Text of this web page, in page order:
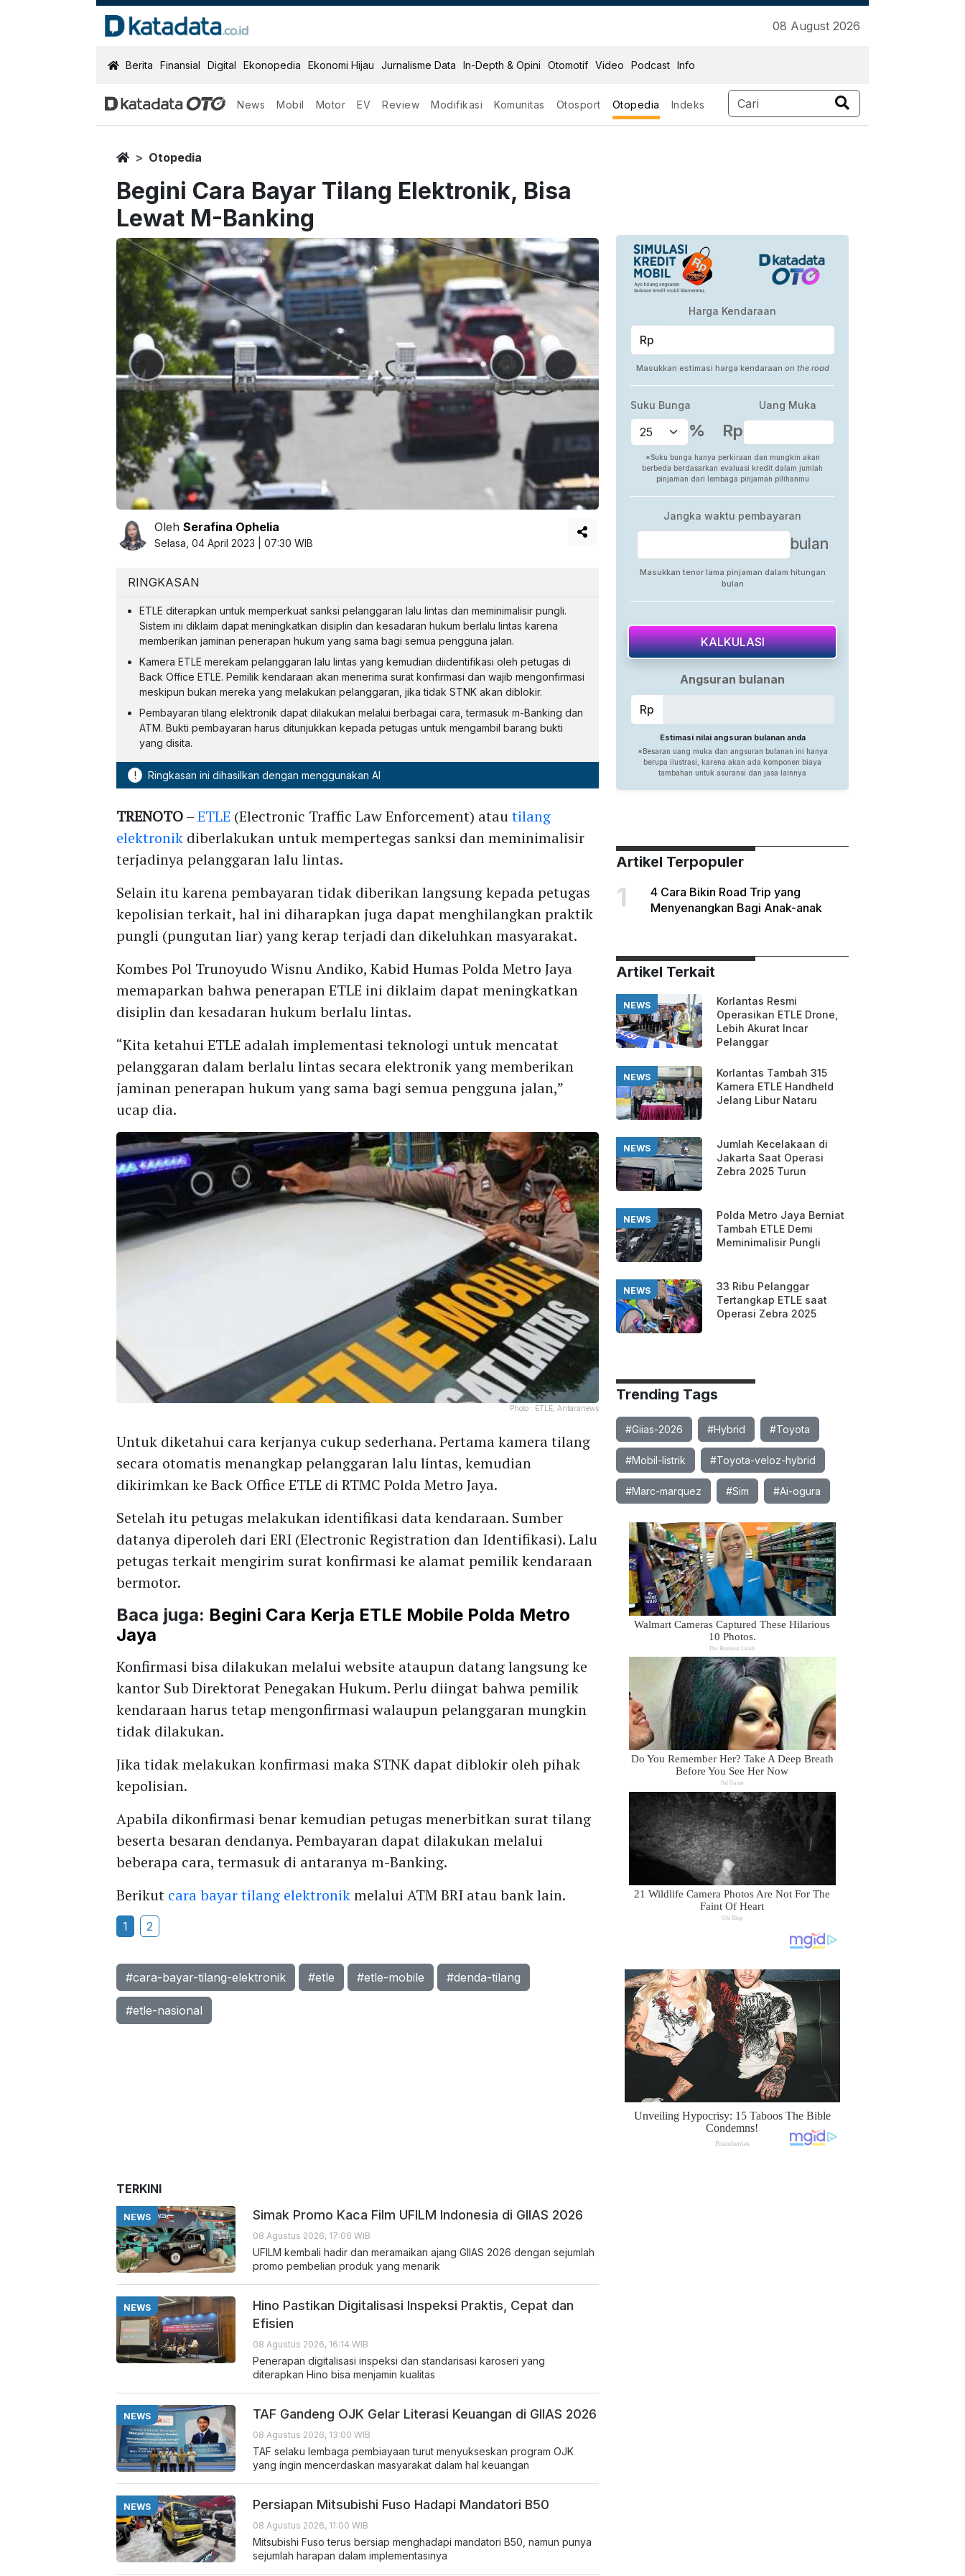
08 August 2026
KatadataOTO
Berita Finansial Digital Ekonopedia Ekonomi Hijau Jurnalisme Data In-Depth & Opini Otomotif Video Podcast Info
News Mobil Motor EV Review Modifikasi Komunitas Otosport Otopedia Indeks
HomeOtopedia
Begini Cara Bayar Tilang Elektronik, Bisa
Lewat M-Banking
OlehSerafina Ophelia
Selasa, 04 April 2023 | 07:30 WIB
RINGKASAN
ETLE diterapkan untuk memperkuat sanksi pelanggaran lalu lintas dan meminimalisir pungli.
Sistem ini diklaim dapat meningkatkan disiplin dan kesadaran hukum berlalu lintas karena
memberikan jaminan penerapan hukum yang sama bagi semua pengguna jalan.
Kamera ETLE merekam pelanggaran lalu lintas yang kemudian diidentifikasi oleh petugas di
Back Office ETLE. Pemilik kendaraan akan menerima surat konfirmasi dan wajib mengonfirmasi
meskipun bukan mereka yang melakukan pelanggaran, jika tidak STNK akan diblokir.
Pembayaran tilang elektronik dapat dilakukan melalui berbagai cara, termasuk m-Banking dan
ATM. Bukti pembayaran harus ditunjukkan kepada petugas untuk mengambil barang bukti
yang disita.
! Ringkasan ini dihasilkan dengan menggunakan AI
TRENOTO–ETLE (Electronic Traffic Law Enforcement) atautilang
elektronik diberlakukan untuk mempertegas sanksi dan meminimalisir
terjadinya pelanggaran lalu lintas.
Selain itu karena pembayaran tidak diberikan langsung kepada petugas
kepolisian terkait, hal ini diharapkan juga dapat menghilangkan praktik
pungli (pungutan liar) yang kerap terjadi dan dikeluhkan masyarakat.
Kombes Pol Trunoyudo Wisnu Andiko, Kabid Humas Polda Metro Jaya
memaparkan bahwa penerapan ETLE ini diklaim dapat meningkatkan
disiplin dan kesadaran hukum berlalu lintas.
“Kita ketahui ETLE adalah implementasi teknologi untuk mencatat
pelanggaran dalam berlalu lintas secara elektronik yang memberikan
jaminan penerapan hukum yang sama bagi semua pengguna jalan,”
ucap dia.
Photo : ETLE, Antaranews
Untuk diketahui cara kerjanya cukup sederhana. Pertama kamera tilang
secara otomatis menangkap pelanggaran lalu lintas, kemudian
dikirimkan ke Back Office ETLE di RTMC Polda Metro Jaya.
Setelah itu petugas melakukan identifikasi data kendaraan. Sumber
datanya diperoleh dari ERI (Electronic Registration dan Identifikasi). Lalu
petugas terkait mengirim surat konfirmasi ke alamat pemilik kendaraan
bermotor.
Baca juga: Begini Cara Kerja ETLE Mobile Polda Metro
Jaya
Konfirmasi bisa dilakukan melalui website ataupun datang langsung ke
kantor Sub Direktorat Penegakan Hukum. Perlu diingat bahwa pemilik
kendaraan harus tetap mengonfirmasi walaupun pelanggaran mungkin
tidak dilakukan.
Jika tidak melakukan konfirmasi maka STNK dapat diblokir oleh pihak
kepolisian.
Apabila dikonfirmasi benar kemudian petugas menerbitkan surat tilang
beserta besaran dendanya. Pembayaran dapat dilakukan melalui
beberapa cara, termasuk di antaranya m-Banking.
Berikut cara bayar tilang elektronikmelalui ATM BRI atau bank lain.
1 2
#cara-bayar-tilang-elektronik #etle #etle-mobile #denda-tilang
#etle-nasional
Artikel Terpopuler
1
4 Cara Bikin Road Trip yang
Menyenangkan Bagi Anak-anak
Artikel Terkait
NEWS
Korlantas Resmi
Operasikan ETLE Drone,
Lebih Akurat Incar
Pelanggar
NEWS
Korlantas Tambah 315
Kamera ETLE Handheld
Jelang Libur Nataru
NEWS
Jumlah Kecelakaan di
Jakarta Saat Operasi
Zebra 2025 Turun
NEWS
Polda Metro Jaya Berniat
Tambah ETLE Demi
Meminimalisir Pungli
NEWS
33 Ribu Pelanggar
Tertangkap ETLE saat
Operasi Zebra 2025
Trending Tags
#Giias-2026 #Hybrid #Toyota
#Mobil-listrik #Toyota-veloz-hybrid
#Marc-marquez #Sim #Ai-ogura
TERKINI
NEWS Simak Promo Kaca Film UFILM Indonesia di GIIAS 2026
08 Agustus 2026, 17:06 WIB
UFILM kembali hadir dan meramaikan ajang GIIAS 2026 dengan sejumlah
promo pembelian produk yang menarik
NEWS
Hino Pastikan Digitalisasi Inspeksi Praktis, Cepat dan
Efisien
08 Agustus 2026, 16:14 WIB
Penerapan digitalisasi inspeksi dan standarisasi karoseri yang
diterapkan Hino bisa menjamin kualitas
NEWS TAF Gandeng OJK Gelar Literasi Keuangan di GIIAS 2026
08 Agustus 2026, 13:00 WIB
TAF selaku lembaga pembiayaan turut menyukseskan program OJK
yang ingin mencerdaskan masyarakat dalam hal keuangan
NEWS Persiapan Mitsubishi Fuso Hadapi Mandatori B50
08 Agustus 2026, 11:00 WIB
Mitsubishi Fuso terus bersiap menghadapi mandatori B50, namun punya
sejumlah harapan dalam implementasinya